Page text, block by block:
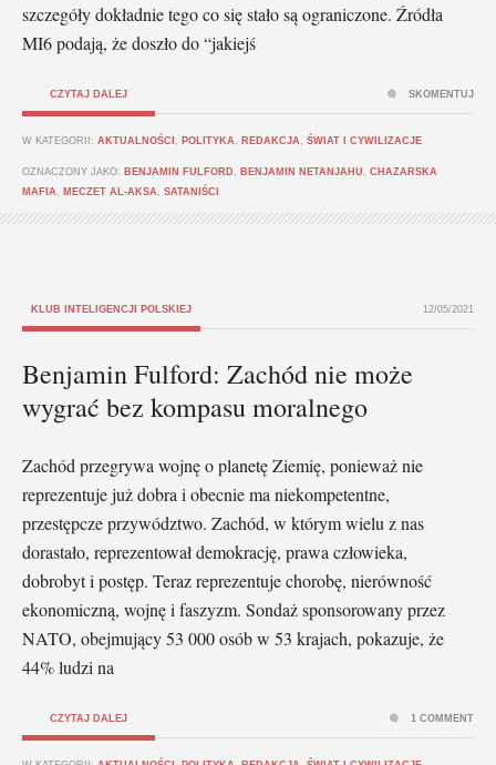
szczegóły dokładnie tego co się stało są ograniczone. Źródła
MI6 podają, że doszło do “jakiejś
CZYTAJ DALEJ
W KATEGORII: AKTUALNOŚCI POLITYKA REDAKCJA ŚWIAT I CYWILIZACJE
OZNACZONY JAKO: BENJAMIN FULFORD BENJAMIN NETANJAHU
CHAZARSKA
MAFIA
MECZET AL-AKSA SATANIŚCI
SKOMENTUJ
KLUB INTELIGENCJI POLSKIEJ 12/05/2021
Benjamin Fulford: Zachód nie może
wygrać bez kompasu moralnego
Zachód przegrywa wojnę o planetę Ziemię, ponieważ nie
reprezentuje już dobra i obecnie ma niekompetentne,
przestępcze przywództwo. Zachód, w którym wielu z nas
dorastało, reprezentował demokrację, prawa człowieka,
dobrobyt i postęp. Teraz reprezentuje chorobę, nierówność
ekonomiczną, wojnę i faszyzm. Sondaż sponsorowany przez
NATO, obejmujący 53 000 osób w 53 krajach, pokazuje, że
44% ludzi na
CZYTAJ DALEJ 1 COMMENT